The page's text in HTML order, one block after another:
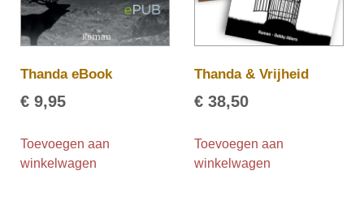
Thanda eBook
€ 9,95
Toevoegen aan
winkelwagen
Thanda & Vrijheid
€ 38,50
Toevoegen aan
winkelwagen